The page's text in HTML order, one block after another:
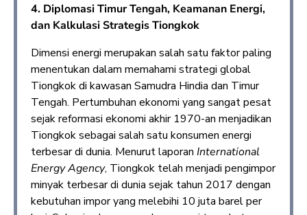
4. Diplomasi Timur Tengah, Keamanan Energi,
dan Kalkulasi Strategis Tiongkok
Dimensi energi merupakan salah satu faktor paling
menentukan dalam memahami strategi global
Tiongkok di kawasan Samudra Hindia dan Timur
Tengah. Pertumbuhan ekonomi yang sangat pesat
sejak reformasi ekonomi akhir 1970-an menjadikan
Tiongkok sebagai salah satu konsumen energi
terbesar di dunia. Menurut laporan International
Energy Agency, Tiongkok telah menjadi pengimpor
minyak terbesar di dunia sejak tahun 2017 dengan
kebutuhan impor yang melebihi 10 juta barel per